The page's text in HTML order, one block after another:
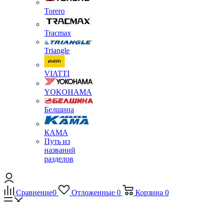
Torero
Tracmax
Triangle
VIATTI
YOKOHAMA
Белшина
КАМА
Путь из
названий
разделов
Сравнение0 Отложенные 0 Корзина 0